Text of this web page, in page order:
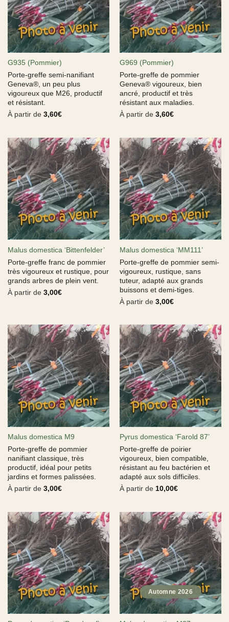
G935 (Pommier)
Porte-greffe semi-nanifiant
Geneva®, un peu plus
vigoureux que M26, productif
et résistant.
À partir de 3,60€
G969 (Pommier)
Porte-greffe de pommier
Geneva® vigoureux, bien
ancré, productif et très
résistant aux maladies.
À partir de 3,60€
Malus domestica ‘Bittenfelder’
Porte-greffe franc de pommier
très vigoureux et rustique, pour
grands arbres de plein vent.
À partir de 3,00€
Malus domestica ‘MM111’
Porte-greffe de pommier semi-
vigoureux, rustique, sans
tuteur, adapté aux grands
buissons et demi-tiges.
À partir de 3,00€
Malus domestica M9
Porte-greffe de pommier
nanifiant classique, très
productif, idéal pour petits
jardins et formes palissées.
À partir de 3,00€
Pyrus domestica ‘Farold 87’
Porte-greffe de poirier
vigoureux, bien compatible,
résistant au feu bactérien et
adapté aux sols difficiles.
À partir de 10,00€